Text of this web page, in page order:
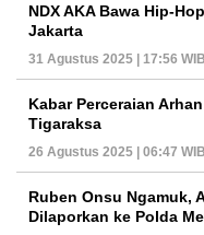
NDX AKA Bawa Hip-
Jakarta
31 Agustus 2025 | 17:56 WIB
Kabar Perceraian
Tigaraksa
26 Agustus 2025 | 06:47 WIB
Ruben Onsu Ngamuk,
Dilaporkan ke Polda